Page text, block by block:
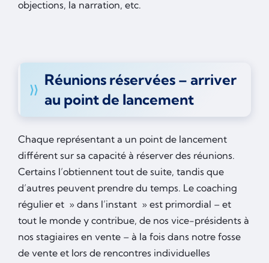
objections, la narration, etc.
Réunions réservées – arriver
au point de lancement
Chaque représentant a un point de lancement
différent sur sa capacité à réserver des réunions.
Certains l’obtiennent tout de suite, tandis que
d’autres peuvent prendre du temps. Le coaching
régulier et » dans l’instant » est primordial – et
tout le monde y contribue, de nos vice-présidents à
nos stagiaires en vente – à la fois dans notre fosse
de vente et lors de rencontres individuelles